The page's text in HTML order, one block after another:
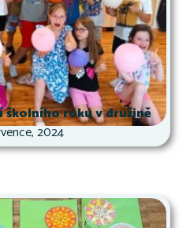
roku v družině
2024